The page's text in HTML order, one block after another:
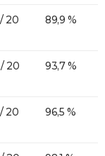
20 89,9 %
/ 20 93,7 %
20 96,5 %